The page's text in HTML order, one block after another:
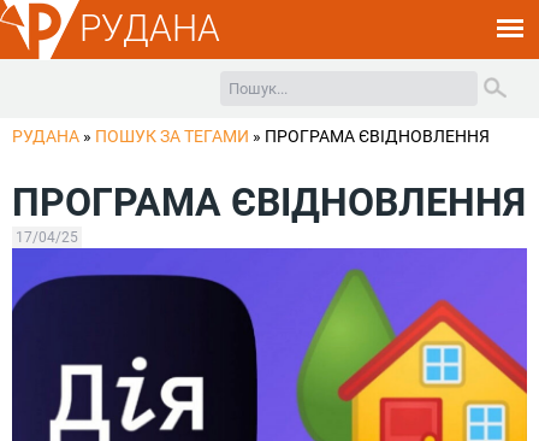
РУДАНА
РУДАНА » ПОШУК ЗА ТЕГАМИ » ПРОГРАМА ЄВІДНОВЛЕННЯ
ПРОГРАМА ЄВІДНОВЛЕННЯ
17/04/25